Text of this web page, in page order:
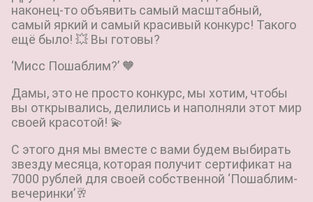
наконец-то объявить самый масштабный,
самый яркий и самый красивый конкурс! Такого
ещё было! 💥 Вы готовы?
‘Мисс Пошаблим?’ 🧡
Дамы, это не просто конкурс, мы хотим, чтобы
вы открывались, делились и наполняли этот мир
своей красотой! 💫
С этого дня мы вместе с вами будем выбирать
звезду месяца, которая получит сертификат на
7000 рублей для своей собственной ‘Пошаблим-
вечеринки’🥂